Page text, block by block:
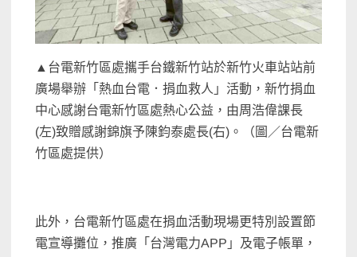
▲台電新竹區處攜手台鐵新竹站於新竹火車站站前
廣場舉辦「熱血台電．捐血救人」活動，新竹捐血
中心感謝台電新竹區處熱心公益，由周浩偉課長
(左)致贈感謝錦旗予陳鈞泰處長(右)。（圖／台電新
竹區處提供）
此外，台電新竹區處在捐血活動現場更特別設置節
電宣導攤位，推廣「台灣電力APP」及電子帳單，